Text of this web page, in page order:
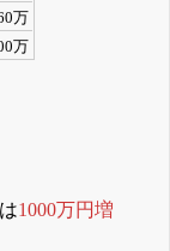
万
万
1000万円増